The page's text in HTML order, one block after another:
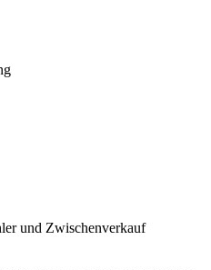
und Zwischenverkauf